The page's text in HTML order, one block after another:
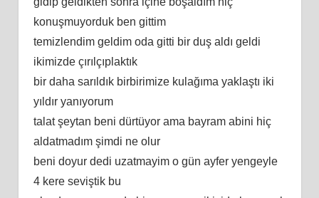
konuşmuyorduk ben gittim
temizlendim geldim oda gitti bir duş aldı geldi
ikimizde çırılçıplaktık
bir daha sarıldık birbirimize kulağıma yaklaştı iki
yıldır yanıyorum
talat şeytan beni dürtüyor ama bayram abini hiç
aldatmadım şimdi ne olur
beni doyur dedi uzatmayim o gün ayfer yengeyle
4 kere seviştik bu